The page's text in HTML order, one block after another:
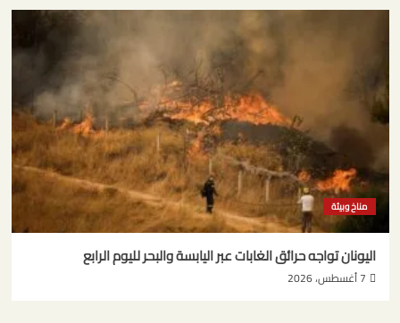
مناخ وبيئة
اليونان تواجه حرائق الغابات عبر اليابسة والبحر لليوم الرابع
7 أغسطس، 2026